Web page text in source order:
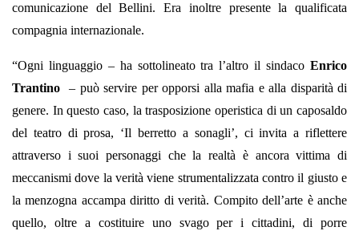
comunicazione del Bellini. Era inoltre presente la qualificata
compagnia internazionale.
“Ogni linguaggio – ha sottolineato tra l’altro il sindaco Enrico
Trantino – può servire per opporsi alla mafia e alla disparità di
genere. In questo caso, la trasposizione operistica di un caposaldo
del teatro di prosa, ‘Il berretto a sonagli’, ci invita a riflettere
attraverso i suoi personaggi che la realtà è ancora vittima di
meccanismi dove la verità viene strumentalizzata contro il giusto e
la menzogna accampa diritto di verità. Compito dell’arte è anche
quello, oltre a costituire uno svago per i cittadini, di porre